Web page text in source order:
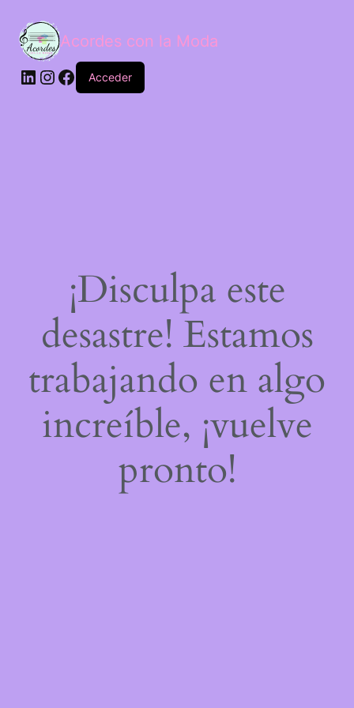
Acordes con la Moda
Acceder
¡Disculpa este
desastre! Estamos
trabajando en algo
increíble, ¡vuelve
pronto!